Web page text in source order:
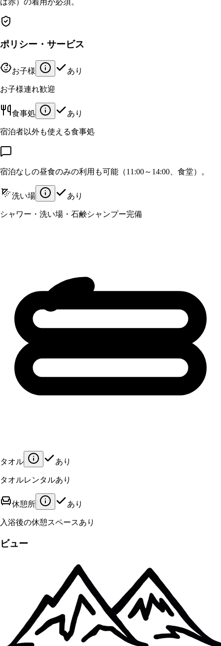
ポリシー・サービス
お子様 あり
お子様連れ歓迎
食事処 あり
宿泊者以外も使える食事処
宿泊なしの昼食のみの利用も可能（11:00～14:00、食堂）。
洗い場 あり
シャワー・洗い場・石鹸シャンプー完備
タオル あり
タオルレンタルあり
休憩所 あり
入浴後の休憩スペースあり
ビュー